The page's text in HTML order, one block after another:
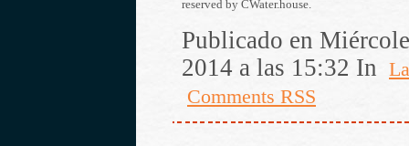
reserved by CWater.house.
Publicado en
2014 a las 15:32 In
Comments RSS